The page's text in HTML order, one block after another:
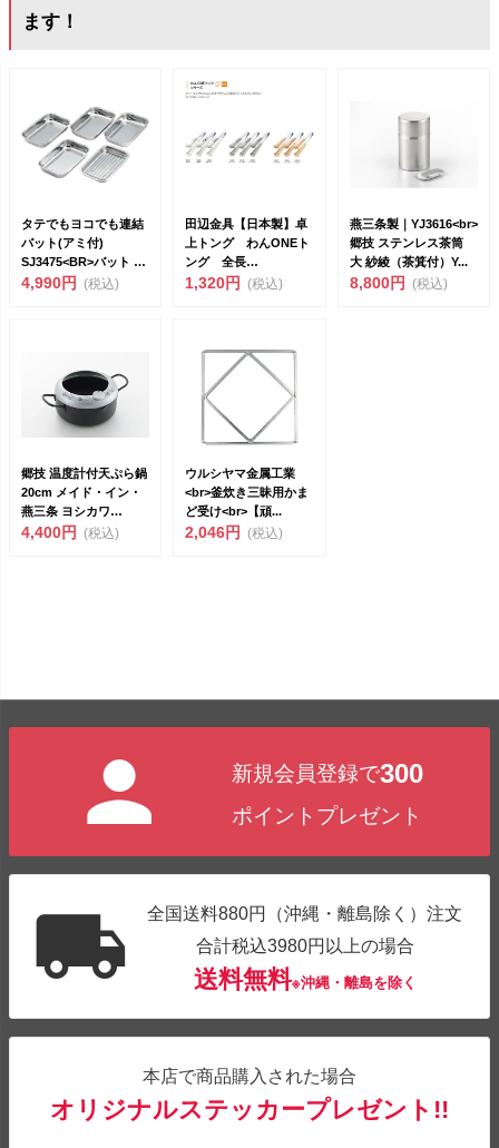
ます！
タテでもヨコでも連結
バット(アミ付)
SJ3475<BR>バット 6
点 ...
4,990円 (税込)
田辺金具【日本製】卓
上トング わんONEト
ング 全長
18cm（692549）<...
1,320円 (税込)
燕三条製｜YJ3616<br>
郷技 ステンレス茶筒
大 紗綾（茶箕付）Y...
8,800円 (税込)
郷技 温度計付天ぷら鍋
20cm メイド・イン・
燕三条 ヨシカワ
YJ3353 油の...
4,400円 (税込)
ウルシヤマ金属工業
<br>釜炊き三昧用かま
ど受け<br>【頑...
2,046円 (税込)
新規会員登録で300
ポイントプレゼント
全国送料880円（沖縄・離島除く）注文
合計税込3980円以上の場合
送料無料※沖縄・離島を除く
本店で商品購入された場合
オリジナルステッカープレゼント!!